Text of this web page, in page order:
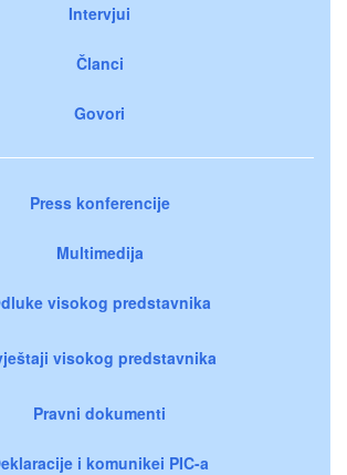
Intervjui
Članci
Govori
Press konferencije
Multimedija
visokog predstavnika
visokog predstavnika
Pravni dokumenti
i komunikei PIC-a